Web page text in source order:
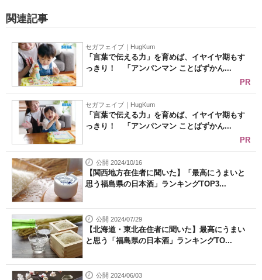
関連記事
セガフェイブ｜HugKum
「言葉で伝える力」を育めば、イヤイヤ期もす
っきり！ 「アンパンマン ことばずかん...
PR
セガフェイブ｜HugKum
「言葉で伝える力」を育めば、イヤイヤ期もす
っきり！ 「アンパンマン ことばずかん...
PR
公開 2024/10/16
【関西地方在住者に聞いた】「最高にうまいと
思う福島県の日本酒」ランキングTOP3...
公開 2024/07/29
【北海道・東北在住者に聞いた】最高にうまい
と思う「福島県の日本酒」ランキングTO...
公開 2024/06/03